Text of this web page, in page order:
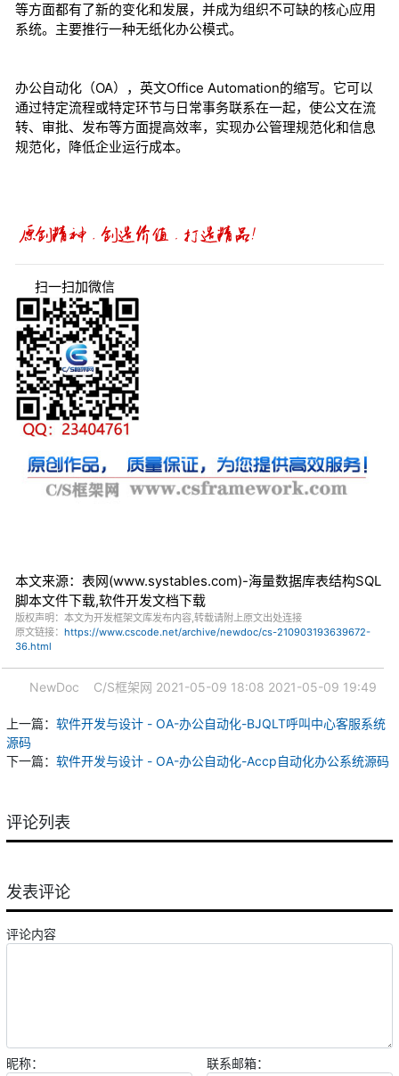
等方面都有了新的变化和发展，并成为组织不可缺的核心应用
系统。主要推行一种无纸化办公模式。
办公自动化（OA），英文Office Automation的缩写。它可以
通过特定流程或特定环节与日常事务联系在一起，使公文在流
转、审批、发布等方面提高效率，实现办公管理规范化和信息
规范化，降低企业运行成本。
扫一扫加微信
本文来源：表网(www.systables.com)-海量数据库表结构SQL
脚本文件下载,软件开发文档下载
版权声明：本文为开发框架文库发布内容,转载请附上原文出处连接
原文链接： https://www.cscode.net/archive/newdoc/cs-210903193639672-
36.html
NewDoc C/S框架网 2021-05-09 18:08 2021-05-09 19:49
上一篇： 软件开发与设计 - OA-办公自动化-BJQLT呼叫中心客服系统
源码
下一篇： 软件开发与设计 - OA-办公自动化-Accp自动化办公系统源码
评论列表
发表评论
评论内容
昵称： 联系邮箱：